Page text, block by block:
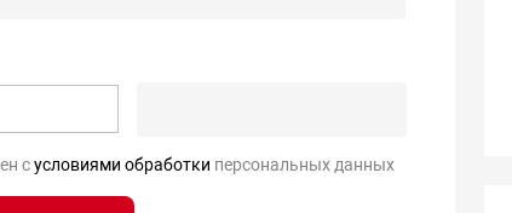
сусловиями обработки персональных данных